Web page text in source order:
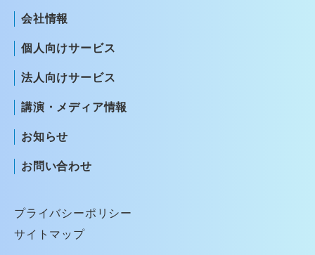
会社情報
個人向けサービス
法人向けサービス
講演・メディア情報
お知らせ
お問い合わせ
プライバシーポリシー
サイトマップ